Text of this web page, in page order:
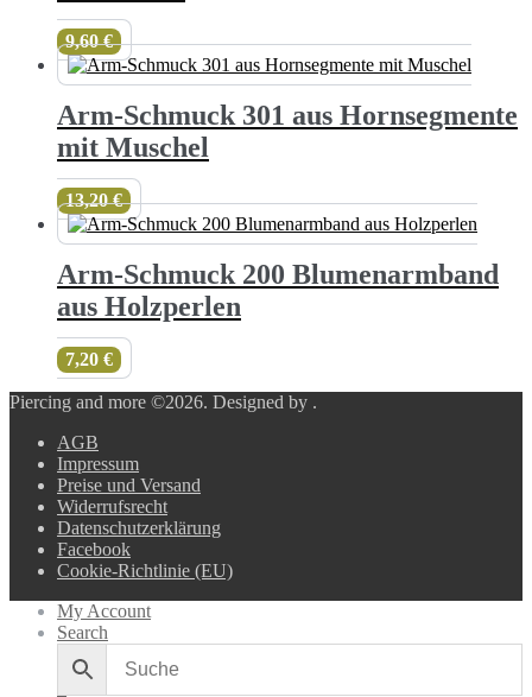
9,60€
Arm-Schmuck 301 aus Hornsegmente
mit Muschel
13,20€
Arm-Schmuck 200 Blumenarmband
aus Holzperlen
7,20 €
Piercing and more ©2026. Designed by .
AGB
Impressum
Preise und Versand
Widerrufsrecht
Datenschutzerklärung
Facebook
Cookie-Richtlinie (EU)
My Account
Search